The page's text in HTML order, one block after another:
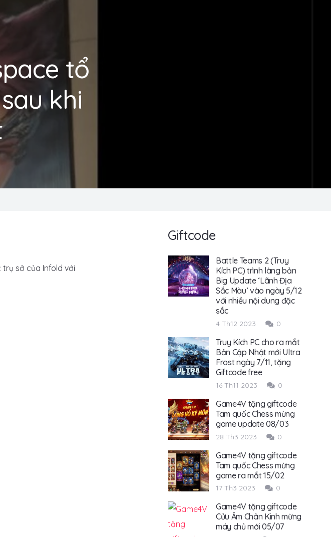
tổ
khi
sở của Infold với
Giftcode
Battle Teams 2 (Truy
Kích PC) trình làng bản
Big Update ‘Lãnh Địa
Sắc Màu’ vào ngày 5/12
với nhiều nội dung đặc
sắc
4 Th12 2023 0
Truy Kích PC cho ra mắt
Bản Cập Nhật mới Ultra
Frost ngày 7/11, tặng
Giftcode free
16 Th11 2023 0
Game4V tặng giftcode
Tam quốc Chess mừng
game update 08/03
28 Th3 2023 0
Game4V tặng giftcode
Tam quốc Chess mừng
game ra mắt 15/02
17 Th3 2023 0
Game4V tặng giftcode
Cửu Âm Chân Kinh mừng
máy chủ mới 05/07